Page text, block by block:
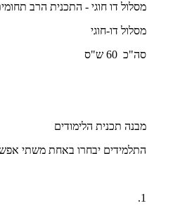
מסלול דו חוגי - התכנית הרב
מסלול דו-חוגי
סה"כ 60 ש"ס
מבנה תכנית הלימודים
התלמידים יבחרו באחת משתי
1.